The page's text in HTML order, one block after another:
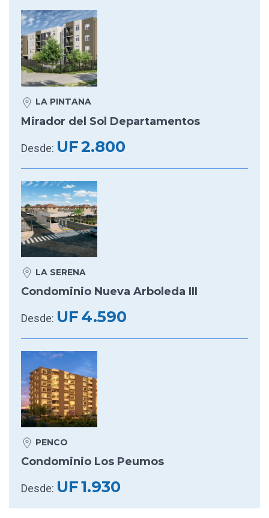
LA PINTANA
Mirador del Sol Departamentos
Desde: UF2.800
LA SERENA
Condominio Nueva Arboleda III
Desde: UF4.590
PENCO
Condominio Los Peumos
Desde: UF1.930